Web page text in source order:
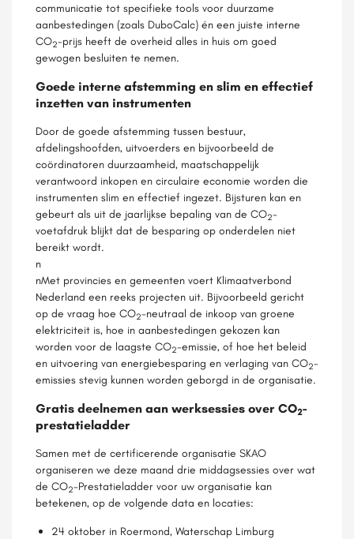
communicatie tot specifieke tools voor duurzame
aanbestedingen (zoals DuboCalc) én een juiste interne
CO2-prijs heeft de overheid alles in huis om goed
gewogen besluiten te nemen.
Goede interne afstemming en slim en effectief
inzetten van instrumenten
Door de goede afstemming tussen bestuur,
afdelingshoofden, uitvoerders en bijvoorbeeld de
coördinatoren duurzaamheid, maatschappelijk
verantwoord inkopen en circulaire economie worden die
instrumenten slim en effectief ingezet. Bijsturen kan en
gebeurt als uit de jaarlijkse bepaling van de CO2-
voetafdruk blijkt dat de besparing op onderdelen niet
bereikt wordt.
n
nMet provincies en gemeenten voert Klimaatverbond
Nederland een reeks projecten uit. Bijvoorbeeld gericht
op de vraag hoe CO2-neutraal de inkoop van groene
elektriciteit is, hoe in aanbestedingen gekozen kan
worden voor de laagste CO2-emissie, of hoe het beleid
en uitvoering van energiebesparing en verlaging van CO2-
emissies stevig kunnen worden geborgd in de organisatie.
Gratis deelnemen aan werksessies over CO2-
prestatieladder
Samen met de certificerende organisatie SKAO
organiseren we deze maand drie middagsessies over wat
de CO2-Prestatieladder voor uw organisatie kan
betekenen, op de volgende data en locaties:
24 oktober in Roermond, Waterschap Limburg